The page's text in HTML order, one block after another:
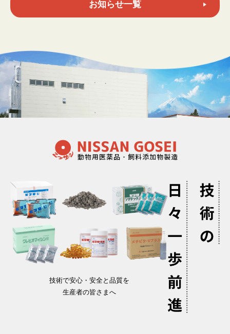
お知らせ一覧
技術で安心・安全と品質を
生産者の皆さまへ